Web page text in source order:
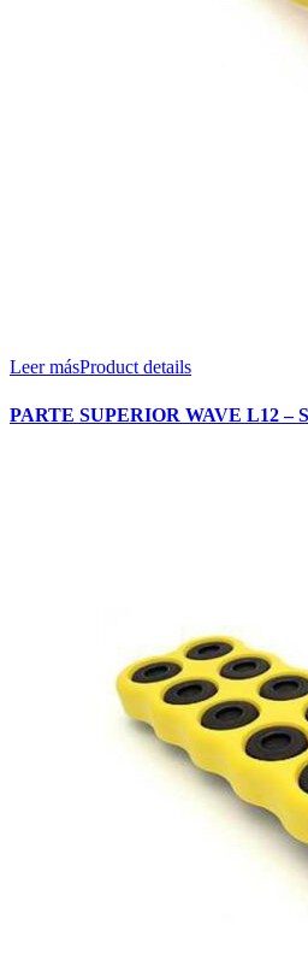
Leer másProduct details
PARTE SUPERIOR WAVE L12 –